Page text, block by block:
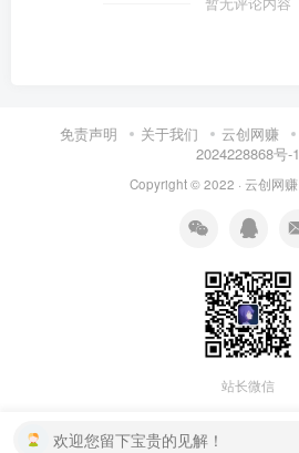
免责声明 关于我们 云创网赚
2024228868号-1
Copyright © 2022 · 云创网赚
站长微信
欢迎您留下宝贵的见解！